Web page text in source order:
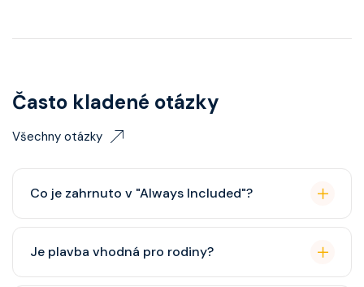
Často kladené otázky
Všechny otázky
Co je zahrnuto v "Always Included"?
balíček), základní Wi-Fi.
Je plavba vhodná pro rodiny?